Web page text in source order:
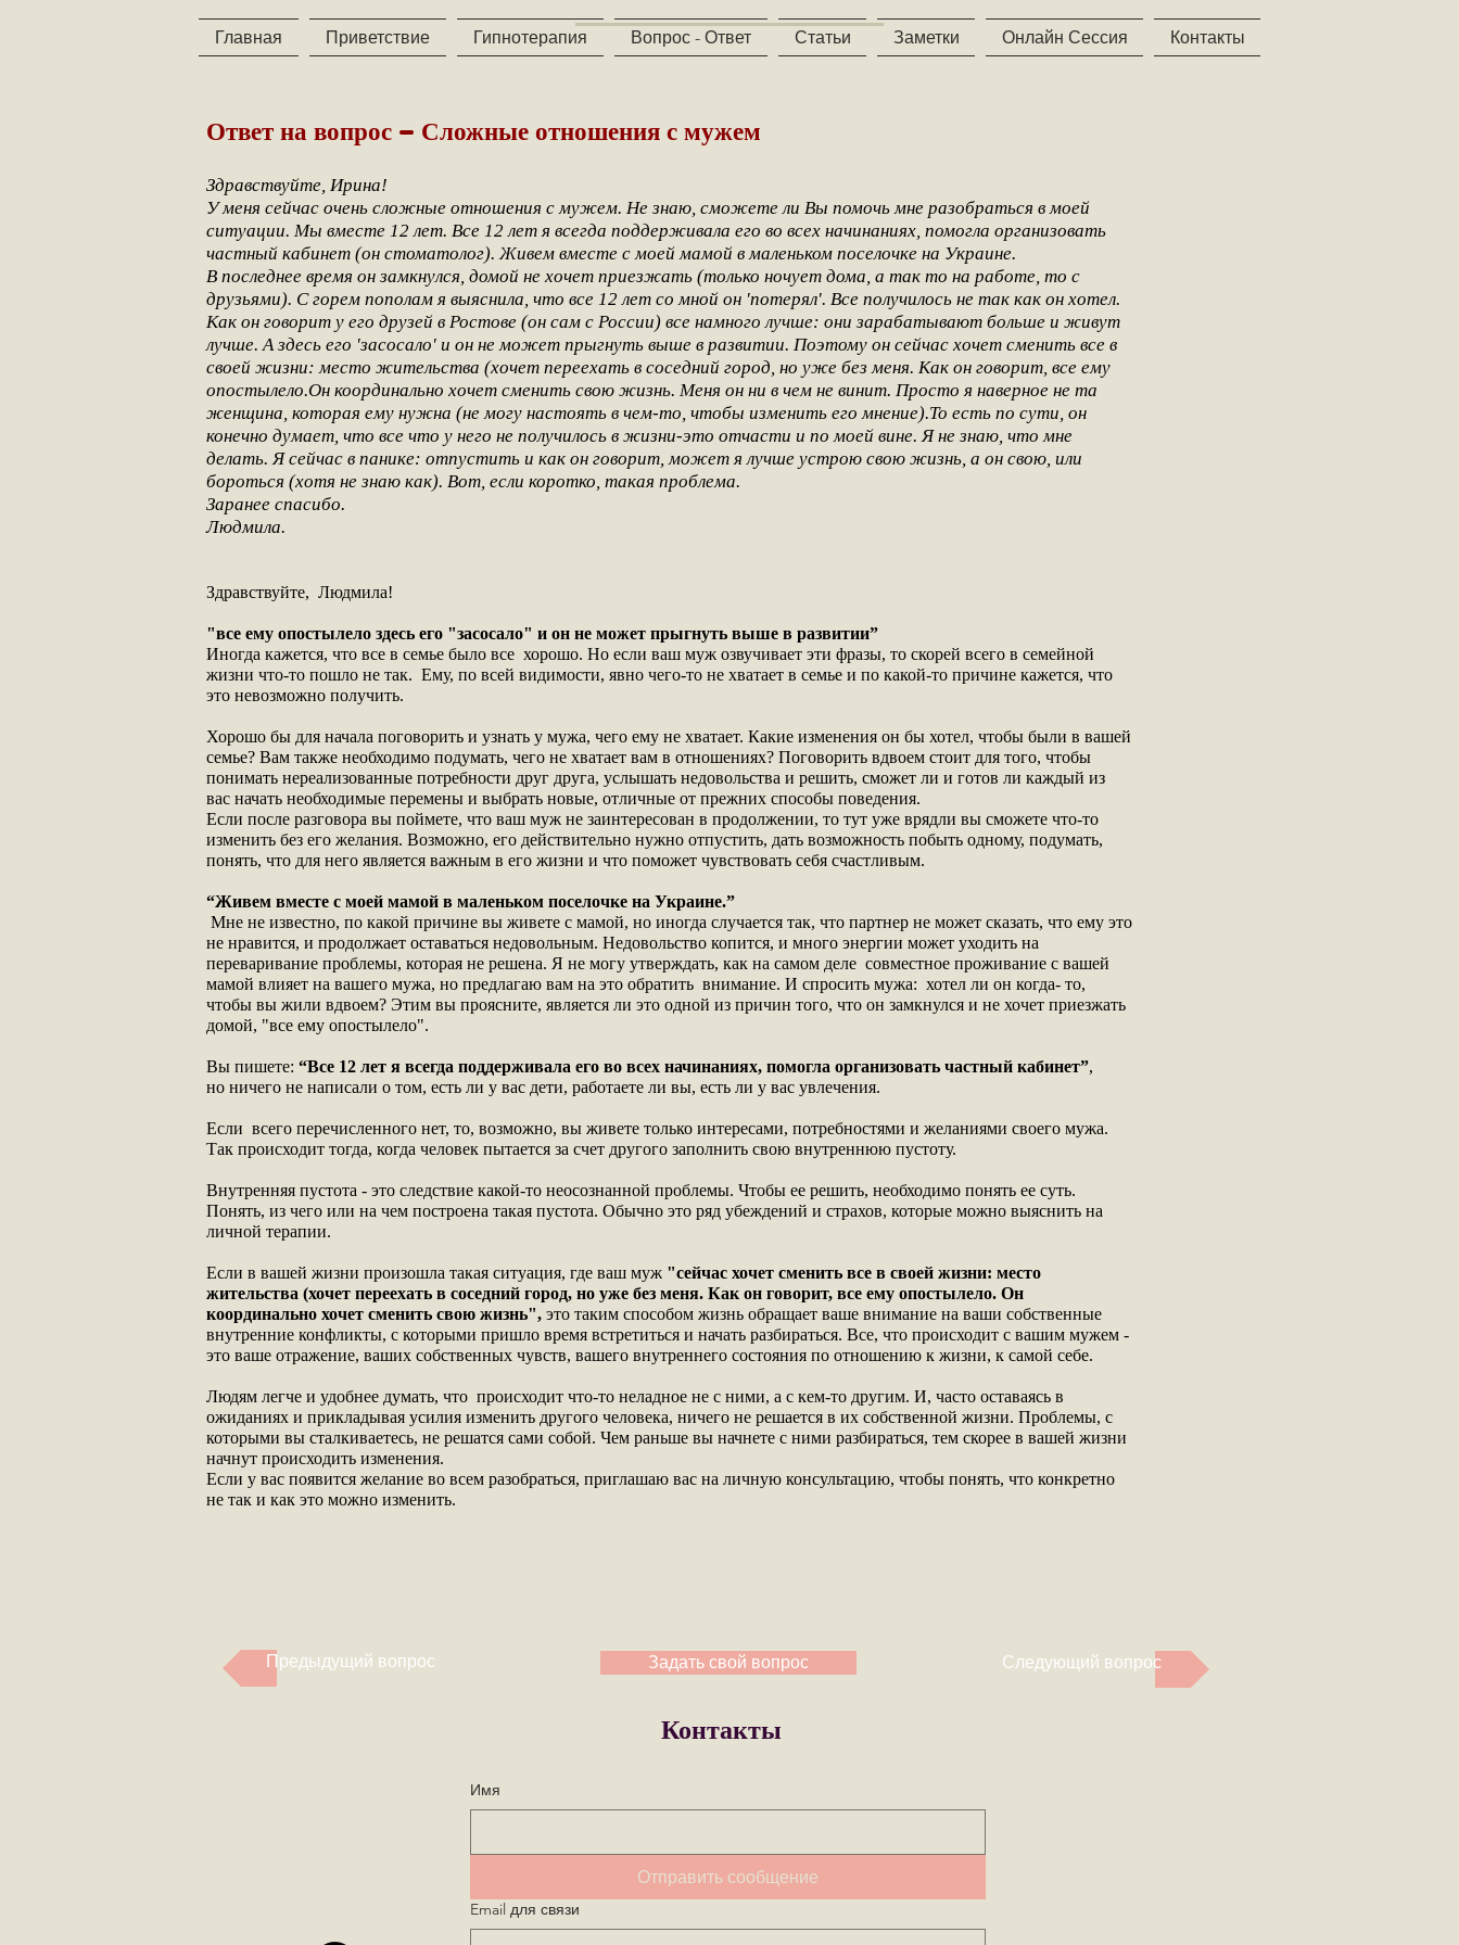
Главная Приветствие Гипнотерапия Вопрос - Ответ Статьи Заметки Онлайн Сессия Контакты
Ответ на вопрос - Сложные отношения с мужем
Здравствуйте, Ирина!
У меня сейчас очень сложные отношения с мужем. Не знаю, сможете ли Вы помочь мне разобраться в моей
ситуации. Мы вместе 12 лет. Все 12 лет я всегда поддерживала его во всех начинаниях, помогла организовать
частный кабинет (он стоматолог). Живем вместе с моей мамой в маленьком поселочке на Украине.
В последнее время он замкнулся, домой не хочет приезжать (только ночует дома, а так то на работе, то с
друзьями). С горем пополам я выяснила, что все 12 лет со мной он 'потерял'. Все получилось не так как он хотел.
Как он говорит у его друзей в Ростове (он сам с России) все намного лучше: они зарабатывают больше и живут
лучше. А здесь его 'засосало' и он не может прыгнуть выше в развитии. Поэтому он сейчас хочет сменить все в
своей жизни: место жительства (хочет переехать в соседний город, но уже без меня. Как он говорит, все ему
опостылело.Он координально хочет сменить свою жизнь. Меня он ни в чем не винит. Просто я наверное не та
женщина, которая ему нужна (не могу настоять в чем-то, чтобы изменить его мнение).То есть по сути, он
конечно думает, что все что у него не получилось в жизни-это отчасти и по моей вине. Я не знаю, что мне
делать. Я сейчас в панике: отпустить и как он говорит, может я лучше устрою свою жизнь, а он свою, или
бороться (хотя не знаю как). Вот, если коротко, такая проблема.
Заранее спасибо.
Людмила.
Здравствуйте, Людмила!
"все ему опостылело здесь его "засосало" и он не может прыгнуть выше в развитии”
Иногда кажется, что все в семье было все хорошо. Но если ваш муж озвучивает эти фразы, то скорей всего в семейной
жизни что-то пошло не так. Ему, по всей видимости, явно чего-то не хватает в семье и по какой-то причине кажется, что
это невозможно получить.
Хорошо бы для начала поговорить и узнать у мужа, чего ему не хватает. Какие изменения он бы хотел, чтобы были в вашей
семье? Вам также необходимо подумать, чего не хватает вам в отношениях? Поговорить вдвоем стоит для того, чтобы
понимать нереализованные потребности друг друга, услышать недовольства и решить, сможет ли и готов ли каждый из
вас начать необходимые перемены и выбрать новые, отличные от прежних способы поведения.
Если после разговора вы поймете, что ваш муж не заинтересован в продолжении, то тут уже врядли вы сможете что-то
изменить без его желания. Возможно, его действительно нужно отпустить, дать возможность побыть одному, подумать,
понять, что для него является важным в его жизни и что поможет чувствовать себя счастливым.
“Живем вместе с моей мамой в маленьком поселочке на Украине.”
Мне не известно, по какой причине вы живете с мамой, но иногда случается так, что партнер не может сказать, что ему это
не нравится, и продолжает оставаться недовольным. Недовольство копится, и много энергии может уходить на
переваривание проблемы, которая не решена. Я не могу утверждать, как на самом деле совместное проживание с вашей
мамой влияет на вашего мужа, но предлагаю вам на это обратить внимание. И спросить мужа: хотел ли он когда- то,
чтобы вы жили вдвоем? Этим вы проясните, является ли это одной из причин того, что он замкнулся и не хочет приезжать
домой, "все ему опостылело".
Вы пишете: “Все 12 лет я всегда поддерживала его во всех начинаниях, помогла организовать частный кабинет”,
но ничего не написали о том, есть ли у вас дети, работаете ли вы, есть ли у вас увлечения.
Если всего перечисленного нет, то, возможно, вы живете только интересами, потребностями и желаниями своего мужа.
Так происходит тогда, когда человек пытается за счет другого заполнить свою внутреннюю пустоту.
Внутренняя пустота - это следствие какой-то неосознанной проблемы. Чтобы ее решить, необходимо понять ее суть.
Понять, из чего или на чем построена такая пустота. Обычно это ряд убеждений и страхов, которые можно выяснить на
личной терапии.
Если в вашей жизни произошла такая ситуация, где ваш муж "сейчас хочет сменить все в своей жизни: место
жительства (хочет переехать в соседний город, но уже без меня. Как он говорит, все ему опостылело. Он
координально хочет сменить свою жизнь", это таким способом жизнь обращает ваше внимание на ваши собственные
внутренние конфликты, с которыми пришло время встретиться и начать разбираться. Все, что происходит с вашим мужем -
это ваше отражение, ваших собственных чувств, вашего внутреннего состояния по отношению к жизни, к самой себе.
Людям легче и удобнее думать, что происходит что-то неладное не с ними, а с кем-то другим. И, часто оставаясь в
ожиданиях и прикладывая усилия изменить другого человека, ничего не решается в их собственной жизни. Проблемы, с
которыми вы сталкиваетесь, не решатся сами собой. Чем раньше вы начнете с ними разбираться, тем скорее в вашей жизни
начнут происходить изменения.
Если у вас появится желание во всем разобраться, приглашаю вас на личную консультацию, чтобы понять, что конкретно
не так и как это можно изменить.
Предыдущий вопрос Задать свой вопрос Следующий вопрос
Контакты
Имя
Отправить сообщение
Email для связи